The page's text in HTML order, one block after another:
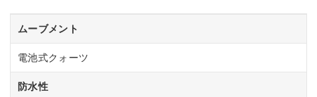
ムーブメント
電池式クォーツ
防水性